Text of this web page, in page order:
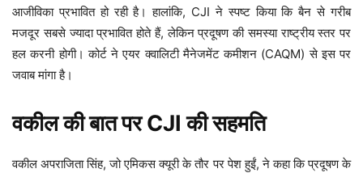
आजीविका प्रभावित हो रही है। हालांकि, CJI ने स्पष्ट किया कि बैन से गरीब
मजदूर सबसे ज्यादा प्रभावित होते हैं, लेकिन प्रदूषण की समस्या राष्ट्रीय स्तर पर
हल करनी होगी। कोर्ट ने एयर क्वालिटी मैनेजमेंट कमीशन (CAQM) से इस पर
जवाब मांगा है।
वकील की बात पर CJI की सहमति
वकील अपराजिता सिंह, जो एमिकस क्यूरी के तौर पर पेश हुईं, ने कहा कि प्रदूषण के